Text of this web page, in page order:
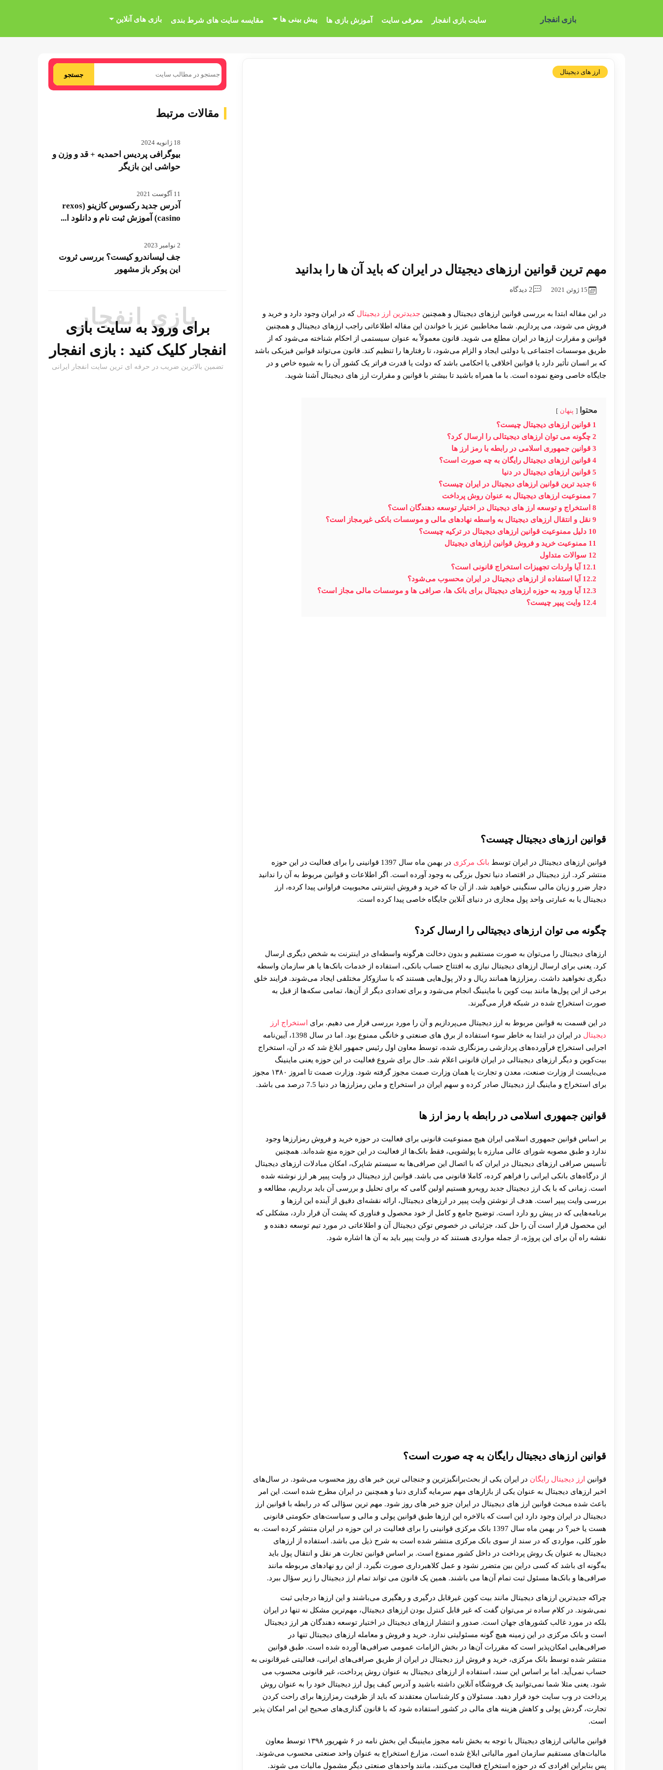
30 تا 50 درصد شارژ هدیه بیشتر فقط با ثبت نام در هات بت
بازی انفجار سایت بازی انفجار معرفی سایت آموزش بازی ها پیش بینی ها مقایسه سایت های شرط بندی بازی های آنلاین
ارز های دیجیتال
مهم ترین قوانین ارزهای دیجیتال در ایران که باید آن ها را بدانید
15 ژوئن 2021 2 دیدگاه
در این مقاله ابتدا به بررسی قوانین ارزهای دیجیتال و همچنین جدیدترین ارز دیجیتال که در ایران وجود دارد و خرید و
فروش می شوند، می پردازیم. شما مخاطبین عزیز با خواندن این مقاله اطلاعاتی راجب ارزهای دیجیتال و همچنین
قوانین و مقرارت ارزها در ایران مطلع می شوید. قانون معمولاً به عنوان سیستمی از احکام شناخته می‌شود که از
طریق موسسات اجتماعی یا دولتی ایجاد و الزام می‌شود، تا رفتارها را تنظیم کند. قانون می‌تواند قوانین فیزیکی باشد
که بر انسان تأثیر دارد یا قوانین اخلاقی یا احکامی باشد که دولت یا قدرت فراتر یک کشور آن را به شیوه خاص و در
جایگاه خاصی وضع نموده‌ است. با ما همراه باشید تا بیشتر با قوانین و مقرارت ارز های دیجیتال آشنا شوید.
محتوا پنهان
1 قوانین ارزهای دیجیتال چیست؟
2 چگونه می توان ارزهای دیجیتالی را ارسال کرد؟
3 قوانین جمهوری اسلامی در رابطه با رمز ارز ها
4 قوانین ارزهای دیجیتال رایگان به چه صورت است؟
5 قوانین ارزهای دیجیتال در دنیا
6 جدید ترین قوانین ارزهای دیجیتال در ایران چیست؟
7 ممنوعیت ارزهای دیجیتال به عنوان روش پرداخت
8 استخراج و توسعه ارز های دیجیتال در اختیار توسعه دهندگان است؟
9 نقل‌ و انتقال ارزهای دیجیتال به‌ واسطه نهادهای مالی و موسسات بانکی غیرمجاز است؟
10 دلیل ممنوعیت قوانین ارزهای دیجیتال در ترکیه چیست؟
11 ممنوعیت خرید و فروش قوانین ارزهای دیجیتال
12 سوالات متداول
12.1 آیا واردات تجهیزات استخراج قانونی است؟
12.2 آیا استفاده از ارزهای دیجیتال در ایران محسوب می‌شود؟
12.3 آیا ورود به حوزه ارزهای دیجیتال برای بانک ها، صرافی ها و موسسات مالی مجاز است؟
12.4 وایت پیپر چیست؟
قوانین ارزهای دیجیتال چیست؟
قوانین ارزهای دیجیتال در ایران توسط بانک مرکزی
در بهمن ماه سال 1397 قوانینی را برای فعالیت در این حوزه
منتشر کرد. ارز دیجیتال در اقتصاد دنیا تحول بزرگی به وجود آورده‌ است. اگر اطلاعات و قوانین مربوط به آن را ندانید
دچار ضرر و زیان مالی سنگینی خواهید شد. از آن جا که خرید و فروش اینترنتی محبوبیت فراوانی پیدا کرده، ارز
دیجیتال یا به عبارتی واحد پول مجازی در دنیای آنلاین جایگاه خاصی پیدا کرده است.
چگونه می توان ارزهای دیجیتالی را ارسال کرد؟
ارزهای دیجیتال را می‌توان به صورت مستقیم و بدون دخالت هرگونه واسطه‌ای در اینترنت به شخص دیگری ارسال
کرد. یعنی برای ارسال ارزهای دیجیتال نیازی به افتتاح حساب بانکی، استفاده از خدمات بانک‌ها یا هر سازمان واسطه‌
دیگری نخواهید داشت. رمزارزها همانند ریال و دلار پول‌هایی هستند که با سازوکار مختلفی ایجاد می‌شوند. فرایند خلق
برخی از این پول‌ها مانند بیت کوین با ماینینگ انجام می‌شود و برای تعدادی دیگر از آن‌ها، تمامی سکه‌ها از قبل به
صورت استخراج شده در شبکه قرار می‌گیرند.
در این قسمت به قوانین مربوط به ارز دیجیتال می‌پردازیم و آن را مورد بررسی قرار می‌ دهیم. برای
استخراج ارز
دیجیتال
در ایران در ابتدا به خاطر سوء استفاده از برق های صنعتی و خانگی ممنوع بود. اما در سال 1398، آیین‌نامه
اجرایی استخراج فرآورده‌‌های پردازشی رمزنگاری ‌شده، توسط معاون اول رئیس جمهور ابلاغ شد که در آن، استخراج
بیت‌کوین و دیگر ارزهای دیجیتالی در ایران قانونی اعلام شد. حال برای شروع فعالیت در این حوزه یعنی ماینینگ
می‌بایست از وزارت صنعت، معدن و تجارت یا همان وزارت صمت مجوز گرفته شود. وزارت صمت تا امروز ۱۳۸۰ مجوز
برای استخراج و ماینیگ ارز دیجیتال صادر کرده و سهم ایران در استخراج و ماین رمزارزها در دنیا 7.5 درصد می باشد.
قوانین جمهوری اسلامی در رابطه با رمز ارز ها
بر اساس قوانین جمهوری اسلامی ایران هیچ ممنوعیت قانونی برای فعالیت در حوزه خرید و فروش رمزارزها وجود
ندارد و طبق مصوبه‌ شورای عالی مبارزه با پولشویی، فقط بانک‌ها از فعالیت در این حوزه منع شده‌اند. همچنین
تأسیس صرافی ارزهای دیجیتال در ایران که با اتصال این صرافی‌ها به سیستم شاپرک، امکان مبادلات ارزهای دیجیتال
از درگاه‌های بانکی ایرانی را فراهم کرده، کاملا قانونی می باشد. قوانین ارز دیجیتال در وایت پیپر هر ارز نوشته شده
است. زمانی که با یک ارز دیجیتال جدید روبه‌رو هستیم اولین گامی که برای تحلیل و بررسی آن باید برداریم، مطالعه و
بررسی وایت پیپر است. هدف از نوشتن وایت پیپر در ارزهای دیجیتال، ارائه نقشه‌ای دقیق از آینده این ارزها و
برنامه‌هایی که در پیش رو دارد است. توضیح جامع و کامل از خود محصول و فناوری‌ که پشت آن قرار دارد، مشکلی که
این محصول قرار است آن را حل کند، جزئیاتی در خصوص توکن دیجیتال آن و اطلاعاتی در مورد تیم توسعه‌ دهنده و
نقشه راه آن‌ برای این پروژه، از جمله مواردی هستند که در وایت پیپر باید به آن ها اشاره شود.
قوانین ارزهای دیجیتال رایگان به چه صورت است؟
قوانین ارز دیجیتال رایگان در ایران یکی از بحث‌برانگیزترین و جنجالی ترین خبر های روز محسوب می‌شود. در سال‌های
اخیر ارزهای دیجیتال به‌ عنوان یکی از بازارهای مهم سرمایه‌ گذاری دنیا و همچنین در ایران مطرح‌ شده است. این امر
باعث شده مبحث قوانین ارز های دیجیتال در ایران جزو خبر های روز شود. مهم‌ ترین سؤالی که در رابطه با قوانین ارز
دیجیتال در ایران وجود دارد این است که بالاخره این ارزها طبق قوانین پولی و مالی و سیاست‌های حکومتی قانونی
هست یا خیر؟ در بهمن ماه سال 1397 بانک مرکزی قوانینی را برای فعالیت در این حوزه در ایران منتشر کرده است. به
طور کلی، مواردی که در سند از سوی بانک مرکزی منتشر شده است به شرح ذیل می باشد. استفاده از ارزهای
دیجیتال به عنوان یک روش پرداخت در داخل کشور ممنوع است. بر اساس قوانین تجارت هر نقل‌ و انتقال پول باید
به‌گونه‌ ای باشد که کسی دراین‌ بین متضرر نشود و عمل کلاهبرداری صورت نگیرد. از این‌ رو نهادهای مربوطه مانند
صرافی‌ها و بانک‌ها مسئول ثبت تمام آن‌ها می‌ باشند. همین یک قانون می‌ تواند تمام ارز دیجیتال را زیر سؤال ببرد.
چراکه جدیدترین ارزهای دیجیتال مانند بیت کوین غیرقابل درگیری و رهگیری می‌باشند و این ارزها درجایی ثبت
نمی‌شوند. در کلام ساده‌ تر می‌توان گفت که غیر قابل‌ کنترل بودن ارزهای دیجیتال، مهم‌ترین مشکل نه‌ تنها در ایران
بلکه در مورد غالب کشورهای جهان است. صدور و انتشار ارزهای دیجیتال در اختیار توسعه‌ دهندگان هر ارز دیجیتال
است و بانک مرکزی در این زمینه هیچ‌ گونه مسئولیتی ندارد. خرید و فروش و معامله ارزهای دیجیتال تنها در
صرافی‌هایی امکان‌پذیر است که مقررات آن‌ها در بخش الزامات عمومی صرافی‌ها آورده شده است. طبق قوانین
منتشر شده توسط بانک مرکزی، خرید و فروش ارز دیجیتال در ایران از طریق صرافی‌های ایرانی، فعالیتی غیرقانونی به
حساب نمی‌آید. اما بر اساس این سند، استفاده از ارزهای دیجیتال به عنوان روش پرداخت، غیر قانونی محسوب می
شود. یعنی مثلا شما نمی‌توانید یک فروشگاه آنلاین داشته باشید و آدرس کیف پول ارز دیجیتال خود را به عنوان روش
پرداخت در وب‌ سایت خود قرار دهید. مسئولان و کارشناسان معتقدند که باید از ظرفیت رمزارزها برای راحت کردن
تجارت، گردش پولی و کاهش هزینه‌ های مالی در کشور استفاده شود که با قانون‌ گذار‌ی‌های صحیح این امر امکان پذیر
است.
قوانین مالیاتی ارزهای دیجیتال با توجه به بخش‌ نامه مجوز ماینینگ این بخش‌ نامه در ۶ شهریور ۱۳۹۸ توسط معاون
مالیات‌های مستقیم سازمان امور مالیاتی ابلاغ شده است، مزارع استخراج به عنوان واحد صنعتی محسوب می‌شوند.
پس بنابراین افرادی که در حوزه استخراج فعالیت می‌کنند، مانند واحدهای صنعتی دیگر مشمول مالیات می شوند.
جستجو
مقالات مرتبط
18 ژانویه 2024
بیوگرافی پردیس احمدیه + قد و وزن و
حواشی این بازیگر
11 آگوست 2021
آدرس جدید رکسوس کازینو (rexos
casino) آموزش ثبت نام و دانلود ا...
2 نوامبر 2023
جف لیساندرو کیست؟ بررسی ثروت
این پوکر باز مشهور
بازی انفجار
برای ورود به سایت بازی
انفجار کلیک کنید : بازی انفجار
تضمین بالاترین ضریب در حرفه ای ترین سایت انفجار ایرانی